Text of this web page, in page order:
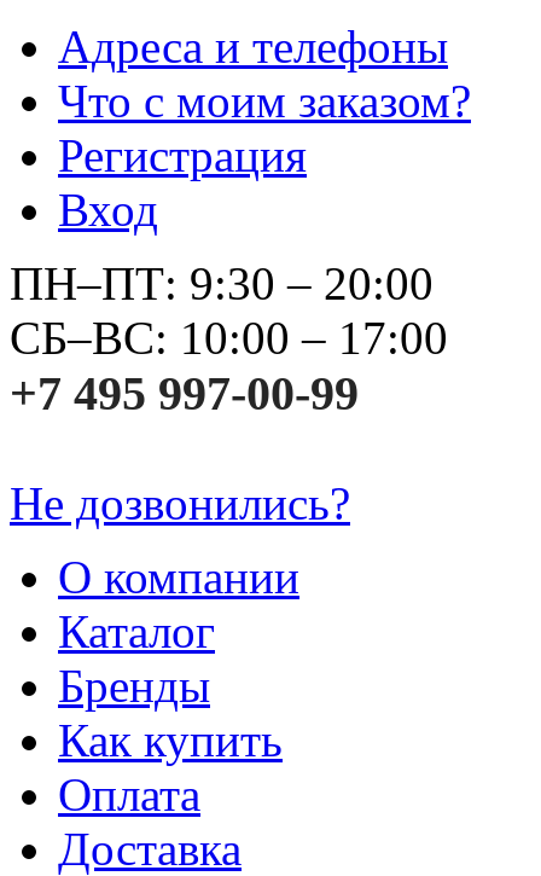
Адреса и телефоны
Что с моим заказом?
Регистрация
Вход
ПН–ПТ: 9:30 – 20:00
СБ–ВС: 10:00 – 17:00
+7 495 997-00-99
Не дозвонились?
О компании
Каталог
Бренды
Как купить
Оплата
Доставка